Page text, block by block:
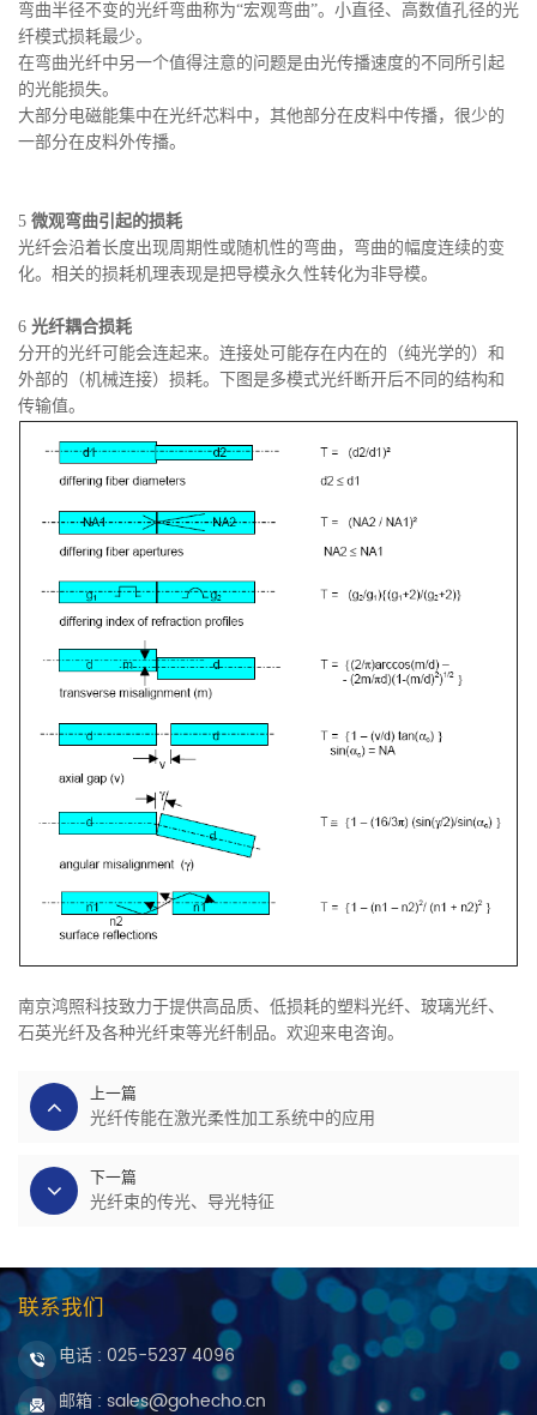
弯曲半径不变的光纤弯曲称为“宏观弯曲”。 小直径、高数值孔径的光
纤模式损耗最少。
在弯曲光纤中另一个值得注意的问题是由光传播速度的不同所引起
的光能损失。
大部分电磁能集中在光纤芯料中，其他部分在皮料中传播，很少的
一部分在皮料外传播。
5 微观弯曲引起的损耗
光纤会沿着长度出现周期性或随机性的弯曲，弯曲的幅度连续的变
化。相关的损耗机理表现是把导模永久性转化为非导模。
6 光纤耦合损耗
分开的光纤可能会连起来。连接处可能存在内在的（纯光学的）和
外部的（机械连接）损耗。下图是多模式光纤断开后不同的结构和
传输值。
南京鸿照科技致力于提供高品质、低损耗的塑料光纤、玻璃光纤、
石英光纤及各种光纤束等光纤制品。欢迎来电咨询。
上一篇
光纤传能在激光柔性加工系统中的应用
下一篇
光纤束的传光、导光特征
联系我们
电话 : 025-5237 4096
邮箱 : sales@gohecho.cn